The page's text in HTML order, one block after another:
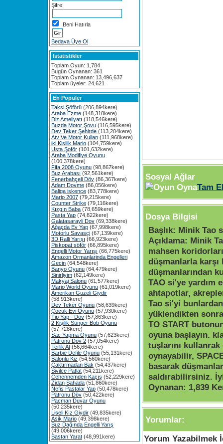
Şifre:
Beni Hatırla
Bedava Üye Ol
Istatistikler
Toplam Oyun: 1,784
Bugün Oynanan: 361
Toplam Oynanan: 13,496,637
Toplam üyeler: 24,621
En Popüler
Taksi Şöförü (206,894kere)
Araba Ezme (148,318kere)
Diz Ameliyatı (118,546kere)
Buzda Motor Şovu (116,595kere)
Dev Teker Şehirde (113,204kere)
Atv Ve Motor Kullan (111,968kere)
iki Kisilik Mario (104,759kere)
Usta Şoför (101,632kere)
Araba Modifiye Oyunu
(100,378kere)
Fifa 2008 Oyunu (98,867kere)
Buz Arabası (92,561kere)
Fenerbahçeli Döv (86,367kere)
Adam Dovme (86,056kere)
Baliga iskence (83,778kere)
Mario 2007 (79,215kere)
Counter Strike (79,116kere)
Kızgın Baba (78,659kere)
Pasta Yap (74,822kere)
Galatasarayli Dov (69,338kere)
Ağaçda Ev Yap (67,998kere)
Motorlu Savasçi (67,139kere)
3D Ralli Yarışı (66,923kere)
Piskopat söför (66,895kere)
Engelli Motor Yarışı (66,775kere)
Amazon Ormanlarinda Engelleri
Gecin (64,548kere)
Banyo Oyunu (64,479kere)
Sinirliyim (62,149kere)
Makyaj Salonu (61,577kere)
Mario World Oyunu (61,019kere)
Amerikan Guzeli Giydir
(58,913kere)
Dev Teker Oyunu (58,639kere)
Çocuk Evi Oyunu (57,930kere)
Tip Yap - Döv (57,863kere)
2 Kişilik Sünger Bob Oyunu
(57,728kere)
Sac Yapma Oyunu (57,623kere)
Patronu Döv 2 (57,054kere)
Terlik At (56,664kere)
Barbie Defile Oyunu (55,131kere)
Balonlu Kiz (54,560kere)
Çaktırmadan Bak (54,437kere)
Sivilce Patlat (54,211kere)
Cehennemden Kaçış (52,229kere)
Zidan Sahada (51,860kere)
Nefis Pastalar Yap (50,478kere)
Patronu Döv (50,422kere)
Pacman Duvar Oyunu
(50,235kere)
Liseli Kız Giydir (49,835kere)
Asik Mario (49,398kere)
Buz Dağında Engelli Yarış
(49,006kere)
Bastan Yarat (48,991kere)
Sosyal Ağlar
Tam
Dosya Bilgisi
Başlık: Minik Tao
Açıklama: Minik
mahsen
düşmanlarla karşı
düşmanlarından
TAO si'ye yardım
ahtapotlar,
Tao si'yi
yüklendikten
TO START
oyuna başlayın.
tuşlarını
oynayabilir,
basarak
saldırabilirsiniz.
Oynanan: 1,839
Yorumlar:
Yorum Yazabilmek